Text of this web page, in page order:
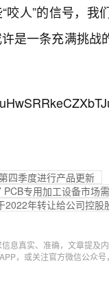
咬人”的信号，
是一条充满挑
四季度进行产品更新
PCB专用加工设备市场
2022年转让给公司控股
息真实、准确，文章提及
，或关注官方微信公众